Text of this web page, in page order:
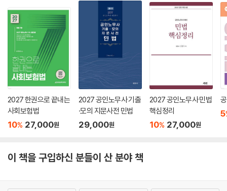
2027 한권으로 끝내는
사회보험법
10% 27,000원
2027 공인노무사 기출
·모의 지문사전 민법
29,000원
2027 공인노무사 민법
핵심정리
10% 27,000원
5
이 책을 구입하신 분들이 산 분야 책